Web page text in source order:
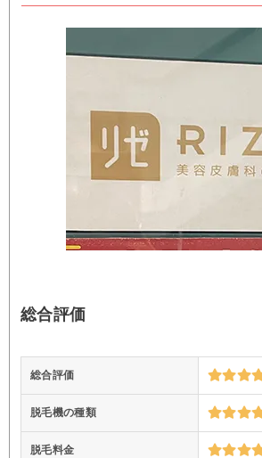
総合評価
総合評価
脱毛機の種類
脱毛料金